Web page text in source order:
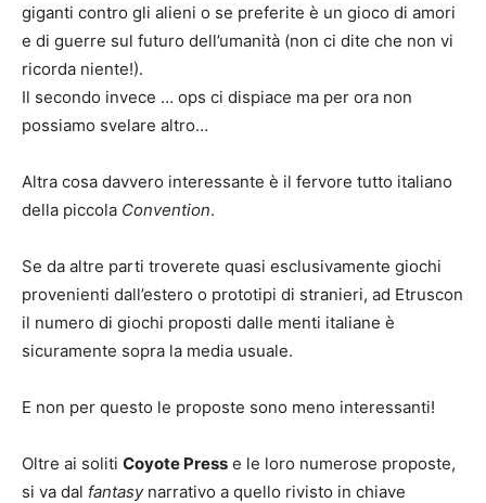
giganti contro gli alieni o se preferite è un gioco di amori
e di guerre sul futuro dell’umanità (non ci dite che non vi
ricorda niente!).
Il secondo invece … ops ci dispiace ma per ora non
possiamo svelare altro…
Altra cosa davvero interessante è il fervore tutto italiano
della piccola Convention.
Se da altre parti troverete quasi esclusivamente giochi
provenienti dall’estero o prototipi di stranieri, ad Etruscon
il numero di giochi proposti dalle menti italiane è
sicuramente sopra la media usuale.
E non per questo le proposte sono meno interessanti!
Oltre ai soliti Coyote Press e le loro numerose proposte,
si va dal fantasynarrativo a quello rivisto in chiave